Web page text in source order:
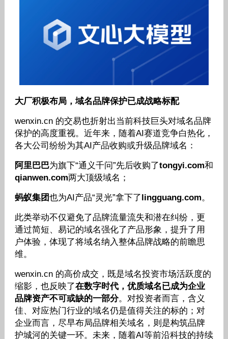
大厂积极布局，域名品牌保护已成战略标配
wenxin.cn 的交易也折射出当前科技巨头对域名品牌
保护的高度重视。近年来，随着AI赛道竞争白热化，
各大公司纷纷为其AI产品收购或升级品牌域名：
阿里巴巴为旗下“通义千问”先后收购了tongyi.com和
qianwen.com两大顶级域名；
蚂蚁集团也为AI产品“灵光”拿下了lingguang.com。
此类举动不仅避免了品牌流量流失和潜在纠纷，更
通过简短、易记的域名强化了产品形象，提升了用
户体验，体现了将域名纳入整体品牌战略的前瞻思
维。
wenxin.cn 的高价成交，既是域名投资市场活跃度的
缩影，也反映了在数字时代，优质域名已成为企业
品牌资产不可或缺的一部分。对投资者而言，含义
佳、对应热门行业的域名仍是值得关注的标的；对
企业而言，尽早布局品牌相关域名，则是构筑品牌
护城河的关键一环。未来，随着AI等前沿科技的持续